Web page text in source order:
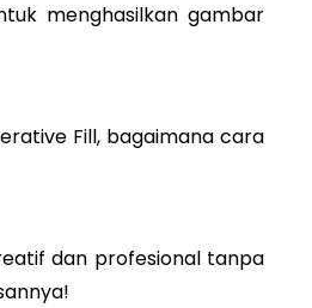
menghasilkan gambar
Fill, bagaimana cara
dan profesional tanpa